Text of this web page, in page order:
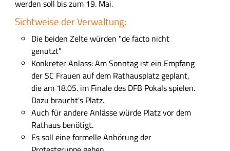
f
a
s
I
n
werden soll bis zum 19. Mai.
Sichtweise der Verwaltung:
Die beiden Zelte würden "de facto nicht
genutzt"
Konkreter Anlass: Am Sonntag ist ein Empfang
der SC Frauen auf dem Rathausplatz geplant,
die am 18.05. im Finale des DFB Pokals spielen.
Dazu braucht's Platz.
Auch für andere Anlässe würde Platz vor dem
Rathaus benötigt.
Es soll eine formelle Anhörung der